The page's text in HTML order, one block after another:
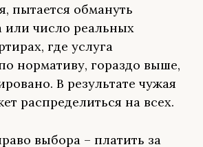
пытается обмануть
или число реальных
где услуга
нормативу, гораздо выше,
В результате чужая
распределиться на всех.
выбора – платить за